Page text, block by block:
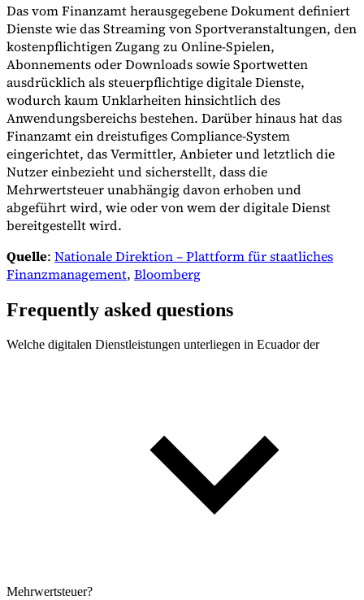
Das vom Finanzamt herausgegebene Dokument definiert
Dienste wie das Streaming von Sportveranstaltungen, den
kostenpflichtigen Zugang zu Online-Spielen,
Abonnements oder Downloads sowie Sportwetten
ausdrücklich als steuerpflichtige digitale Dienste,
wodurch kaum Unklarheiten hinsichtlich des
Anwendungsbereichs bestehen. Darüber hinaus hat das
Finanzamt ein dreistufiges Compliance-System
eingerichtet, das Vermittler, Anbieter und letztlich die
Nutzer einbezieht und sicherstellt, dass die
Mehrwertsteuer unabhängig davon erhoben und
abgeführt wird, wie oder von wem der digitale Dienst
bereitgestellt wird.
Quelle: Nationale Direktion – Plattform für staatliches
Finanzmanagement, Bloomberg
Frequently asked questions
Welche digitalen Dienstleistungen unterliegen in Ecuador der
Mehrwertsteuer?